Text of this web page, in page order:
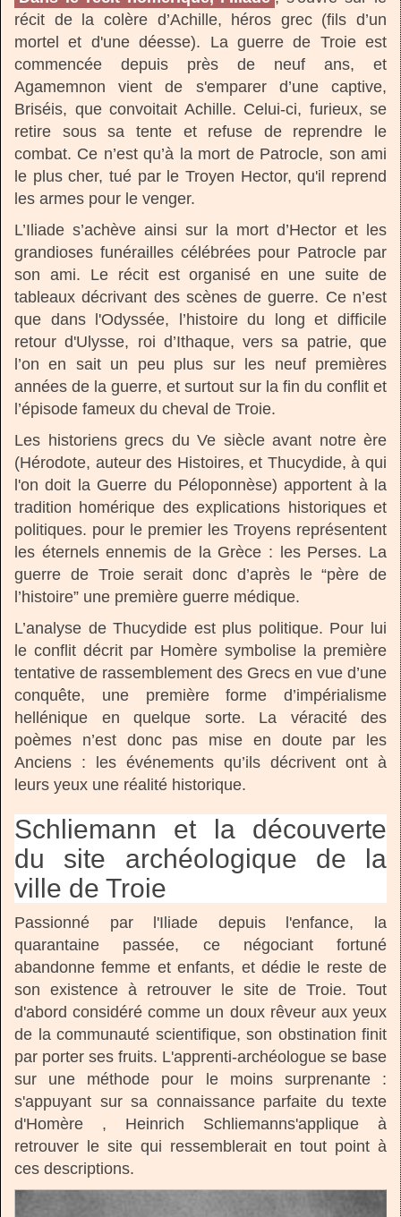
récit de la colère d’Achille, héros grec (fils d’un
mortel et d'une déesse). La guerre de Troie est
commencée depuis près de neuf ans, et
Agamemnon vient de s'emparer d’une captive,
Briséis, que convoitait Achille. Celui-ci, furieux, se
retire sous sa tente et refuse de reprendre le
combat. Ce n’est qu’à la mort de Patrocle, son ami
le plus cher, tué par le Troyen Hector, qu'il reprend
les armes pour le venger.
L’Iliade s’achève ainsi sur la mort d’Hector et les
grandioses funérailles célébrées pour Patrocle par
son ami. Le récit est organisé en une suite de
tableaux décrivant des scènes de guerre. Ce n’est
que dans l'Odyssée, l’histoire du long et difficile
retour d'Ulysse, roi d’Ithaque, vers sa patrie, que
l’on en sait un peu plus sur les neuf premières
années de la guerre, et surtout sur la fin du conflit et
l’épisode fameux du cheval de Troie.
Les historiens grecs du Ve siècle avant notre ère
(Hérodote, auteur des Histoires, et Thucydide, à qui
l'on doit la Guerre du Péloponnèse) apportent à la
tradition homérique des explications historiques et
politiques. pour le premier les Troyens représentent
les éternels ennemis de la Grèce : les Perses. La
guerre de Troie serait donc d’après le “père de
l’histoire” une première guerre médique.
L’analyse de Thucydide est plus politique. Pour lui
le conflit décrit par Homère symbolise la première
tentative de rassemblement des Grecs en vue d’une
conquête, une première forme d’impérialisme
hellénique en quelque sorte. La véracité des
poèmes n’est donc pas mise en doute par les
Anciens : les événements qu’ils décrivent ont à
leurs yeux une réalité historique.
Schliemann et la découverte
du site archéologique de la
ville de Troie
Passionné par l'Iliade depuis l'enfance, la
quarantaine passée, ce négociant fortuné
abandonne femme et enfants, et dédie le reste de
son existence à retrouver le site de Troie. Tout
d'abord considéré comme un doux rêveur aux yeux
de la communauté scientifique, son obstination finit
par porter ses fruits. L'apprenti-archéologue se base
sur une méthode pour le moins surprenante :
s'appuyant sur sa connaissance parfaite du texte
d'Homère , Heinrich Schliemanns'applique à
retrouver le site qui ressemblerait en tout point à
ces descriptions.